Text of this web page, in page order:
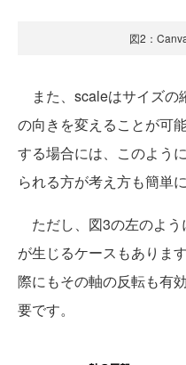
図2：
また、scaleはサイズの
の向きを変えることが可
する場合には、このよう
られる方が考え方も簡単
ただし、図3の左のよう
が生じるケースもありま
際にもその軸の反転も有
要です。